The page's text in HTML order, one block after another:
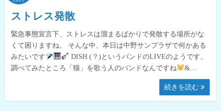
ストレス発散
緊急事態宣言下、ストレスは溜まるばかりで発散する場所がな
くて困りますね。 そんな中、本日は中野サンプラザで何かある
みたいです
DISH (？)というバンドのLIVEのようです。
調べてみたところ「猫」を歌う人のバンドなんですね
&…
続きを読む